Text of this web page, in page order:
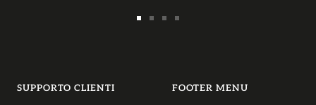
SUPPORTO CLIENTI FOOTER MENU